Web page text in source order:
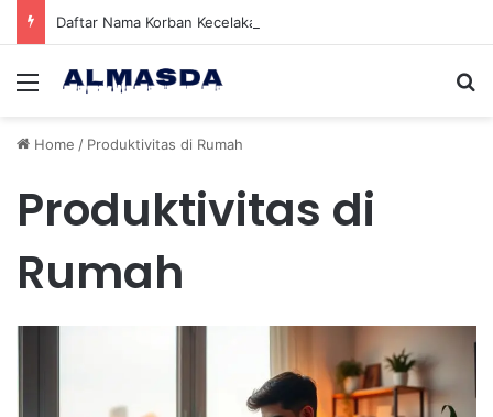
Menu
Home / Produktivitas di Rumah
Produktivitas di
Rumah